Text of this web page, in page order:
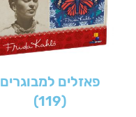
פאזלים למבוגרים
(119)